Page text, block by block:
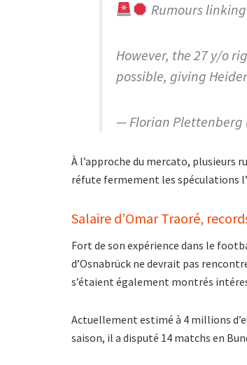
Rumours
However, the 27 y/o
possible, giving
— Florian Plettenberg
À l’approche du mercato, plusieurs
réfute fermement les spéculations
Salaire d’Omar Traoré,
Fort de son expérience dans le
d’Osnabrück ne devrait pas
s’étaient également montrés
Actuellement estimé à 4 millions
saison, il a disputé 14 matchs en